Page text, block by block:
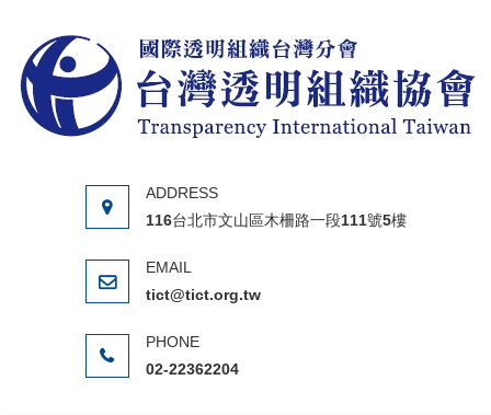
116台北市文山區木柵路一段111號5樓
tict@tict.org.tw
02-22362204